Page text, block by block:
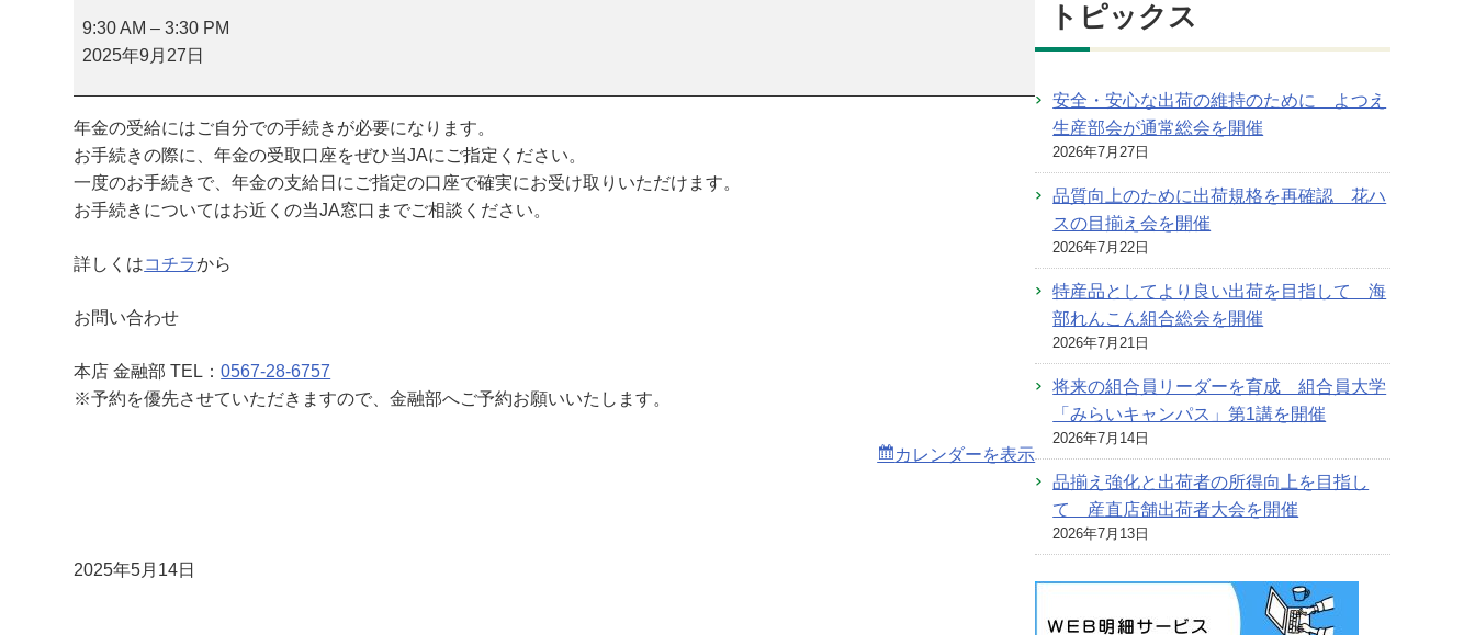
金
相
（
本
）
9:30 AM –3:30 PM
2025年9月27日
年金の受給にはご自分での手続きが必要になります。
お手続きの際に、年金の受取口座をぜひ当JAにご指定ください。
一度のお手続きで、年金の支給日にご指定の口座で確実にお受け取りいただけます。
お手続きについてはお近くの当JA窓口までご相談ください。
詳しくはコチラから
お問い合わせ
本店 金融部 TEL：0567-28-6757
※予約を優先させていただきますので、金融部へご予約お願いいたします。
カレンダーを表示
2025年5月14日
トピックス
安全・安心な出荷の維持のために よつえ
生産部会が通常総会を開催
2026年7月27日
品質向上のために出荷規格を再確認 花ハ
スの目揃え会を開催
2026年7月22日
特産品としてより良い出荷を目指して 海
部れんこん組合総会を開催
2026年7月21日
将来の組合員リーダーを育成 組合員大学
「みらいキャンパス」第1講を開催
2026年7月14日
品揃え強化と出荷者の所得向上を目指し
て 産直店舗出荷者大会を開催
2026年7月13日